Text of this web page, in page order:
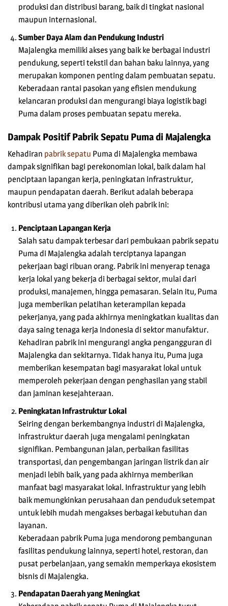
produksi dan distribusi barang, baik di tingkat nasional
maupun internasional.
Sumber Daya Alam dan Pendukung Industri
Majalengka memiliki akses yang baik ke berbagai industri
pendukung, seperti tekstil dan bahan baku lainnya, yang
merupakan komponen penting dalam pembuatan sepatu.
Keberadaan rantai pasokan yang efisien mendukung
kelancaran produksi dan mengurangi biaya logistik bagi
Puma dalam proses pembuatan sepatu mereka.
Dampak Positif Pabrik Sepatu Puma di Majalengka
Kehadiran pabrik sepatu Puma di Majalengka membawa
dampak signifikan bagi perekonomian lokal, baik dalam hal
penciptaan lapangan kerja, peningkatan infrastruktur,
maupun pendapatan daerah. Berikut adalah beberapa
kontribusi utama yang diberikan oleh pabrik ini:
Penciptaan Lapangan Kerja
Salah satu dampak terbesar dari pembukaan pabrik sepatu
Puma di Majalengka adalah terciptanya lapangan
pekerjaan bagi ribuan orang. Pabrik ini menyerap tenaga
kerja lokal yang bekerja di berbagai sektor, mulai dari
produksi, manajemen, hingga pemasaran. Selain itu, Puma
juga memberikan pelatihan keterampilan kepada
pekerjanya, yang pada akhirnya meningkatkan kualitas dan
daya saing tenaga kerja Indonesia di sektor manufaktur.
Kehadiran pabrik ini mengurangi angka pengangguran di
Majalengka dan sekitarnya. Tidak hanya itu, Puma juga
memberikan kesempatan bagi masyarakat lokal untuk
memperoleh pekerjaan dengan penghasilan yang stabil
dan jaminan kesejahteraan.
Peningkatan Infrastruktur Lokal
Seiring dengan berkembangnya industri di Majalengka,
infrastruktur daerah juga mengalami peningkatan
signifikan. Pembangunan jalan, perbaikan fasilitas
transportasi, dan pengembangan jaringan listrik dan air
menjadi lebih baik, yang pada akhirnya memberikan
manfaat bagi masyarakat lokal. Infrastruktur yang lebih
baik memungkinkan perusahaan dan penduduk setempat
untuk lebih mudah mengakses berbagai kebutuhan dan
layanan.
Keberadaan pabrik Puma juga mendorong pembangunan
fasilitas pendukung lainnya, seperti hotel, restoran, dan
pusat perbelanjaan, yang semakin memperkaya ekosistem
bisnis di Majalengka.
Pendapatan Daerah yang Meningkat